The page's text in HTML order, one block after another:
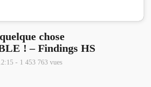
chose
! – Findings HS
- 1 453 763 vues